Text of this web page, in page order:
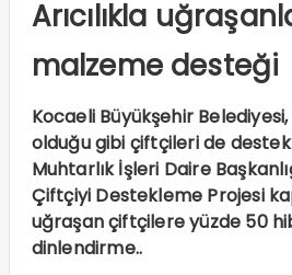
Arıcılıkla
malzeme desteği
Kocaeli Büyükşehir
olduğu gibi çiftçileri de
Muhtarlık İşleri Daire
Çiftçiyi Destekleme Projesi
uğraşan çiftçilere yüzde 50
dinlendirme..